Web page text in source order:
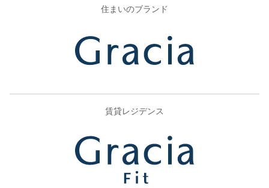
住まいのブランド
賃貸レジデンス